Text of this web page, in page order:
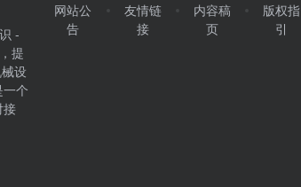
-
提
设
个
接
网站公
告
友情链
接
内容稿
页
版权指
引